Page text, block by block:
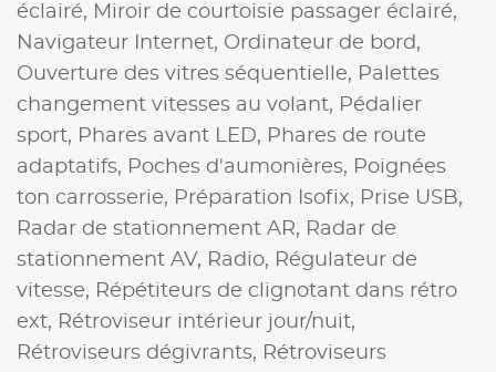
éclairé, Miroir de courtoisie passager éclairé,
Navigateur Internet, Ordinateur de bord,
Ouverture des vitres séquentielle, Palettes
changement vitesses au volant, Pédalier
sport, Phares avant LED, Phares de route
adaptatifs, Poches d'aumonières, Poignées
ton carrosserie, Préparation Isofix, Prise USB,
Radar de stationnement AR, Radar de
stationnement AV, Radio, Régulateur de
vitesse, Répétiteurs de clignotant dans rétro
ext, Rétroviseur intérieur jour/nuit,
Rétroviseurs dégivrants, Rétroviseurs